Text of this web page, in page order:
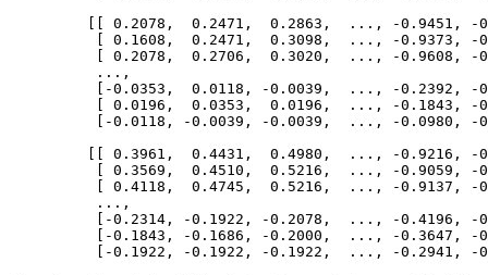
0.2078 , 0.2471 , 0.2863 ,  ..., -0.9451 , -
0.1608 , 0.2471 , 0.3098 ,  ..., -0.9373 , -
0.2078 , 0.2706 , 0.3020 ,  ..., -0.9608 , -
          ...,
          [-
0.0353 , 0.0118 , -0.0039 ,  ..., -0.2392 , -
0.0196 , 0.0353 , 0.0196 ,  ..., -0.1843 , -
          [-
0.0118 , -0.0039 , -0.0039 ,  ..., -0.0980 , -
0.3961 , 0.4431 , 0.4980 ,  ..., -0.9216 , -
0.3569 , 0.4510 , 0.5216 ,  ..., -0.9059 , -
0.4118 , 0.4745 , 0.5216 ,  ..., -0.9137 , -
          ...,
          [-
0.2314 , -0.1922 , -0.2078 ,  ..., -0.4196 , -
          [-
0.1843 , -0.1686 , -0.2000 ,  ..., -0.3647 , -
          [-
0.1922 , -0.1922 , -0.1922 ,  ..., -0.2941 , -